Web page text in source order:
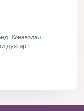
Хонаводаи
духтар